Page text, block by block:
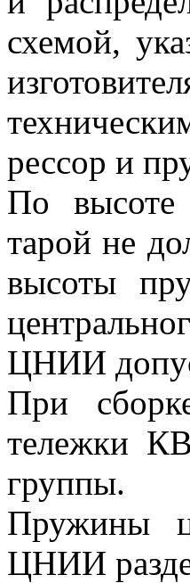
схемой,
рессор и
По
тарой не
высоты
ЦНИИ
При
тележки
группы.
Пружины
ЦНИИ